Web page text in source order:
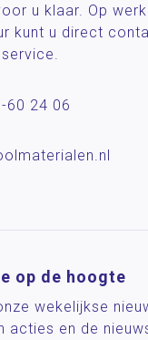
u klaar. Op
kunt u direct
60 24 06
op de hoogte
wekelijkse
acties en de